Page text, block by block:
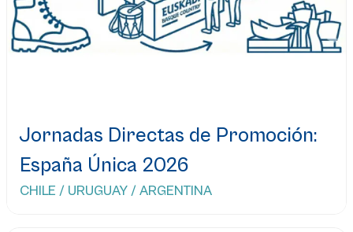
Jornadas Directas de Promoción:
España Única 2026
CHILE / URUGUAY / ARGENTINA